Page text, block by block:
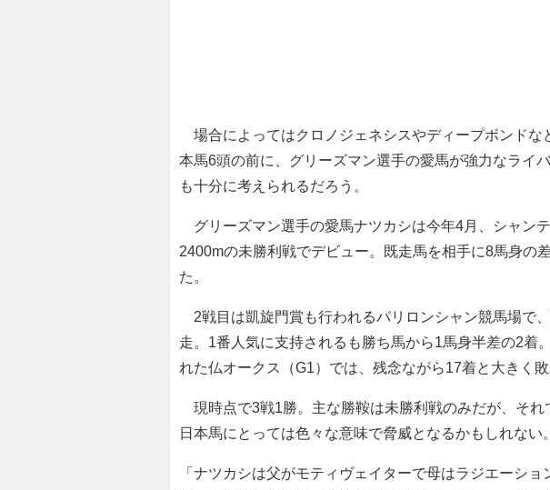
場合によってはクロノジェネシスやディープボンドな
本馬6頭の前に、グリーズマン選手の愛馬が強力なライ
も十分に考えられるだろう。
グリーズマン選手の愛馬ナツカシは今年4月、シャン
2400mの未勝利戦でデビュー。既走馬を相手に8馬身の
た。
2戦目は凱旋門賞も行われるパリロンシャン競馬場で
走。1番人気に支持されるも勝ち馬から1馬身半差の2着
れた仏オークス（G1）では、残念ながら17着と大きく敗
現時点で3戦1勝。主な勝鞍は未勝利戦のみだが、それ
日本馬にとっては色々な意味で脅威となるかもしれない。
「ナツカシは父がモティヴェイターで母はラジエーシ